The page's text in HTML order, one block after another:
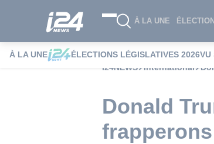
À LA UNE
À LA UNE ÉLECTIONS LÉGISLATIVES 2026VU
i24NEWS
International
Donald